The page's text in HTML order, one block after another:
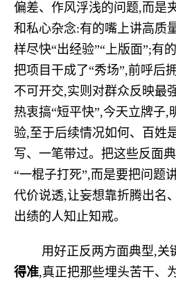
偏差、作风浮浅的问题,而是
和私心杂念:有的嘴上讲高质
样尽快“出经验”“上版面”;有
把项目干成了“秀场”,前呼后
不可开交,实则对群众反映最
热衷搞“短平快”,今天立牌子,
验,至于后续情况如何、百姓
写、一笔带过。把这些反面
“一棍子打死”,而是要把问题
代价说透,让妄想靠折腾出名
出绩的人知止知戒。
用好正反两方面典型,关
得准,真正把那些埋头苦干、